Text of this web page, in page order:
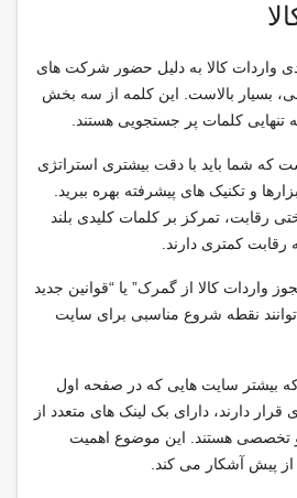
واردات کالا به دلیل حضور شرکت های
بسیار بالاست. این کلمه از سه بخش
کلمات پر جستجویی هستند.
که شما باید با دقت بیشتری استراتژی
و تکنیک های پیشرفته بهره ببرید.
رقابت، تمرکز بر کلمات کلیدی بلند
واردات کالا از گمرک” یا “قوانین جدید
توانند نقطه شروع مناسبی برای سایت
بیشتر سایت هایی که در صفحه اول
دارند، دارای بک لینک های متعدد از
تخصصی هستند. این موضوع اهمیت
پیش آشکار می کند.